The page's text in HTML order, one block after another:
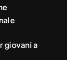
giovani a